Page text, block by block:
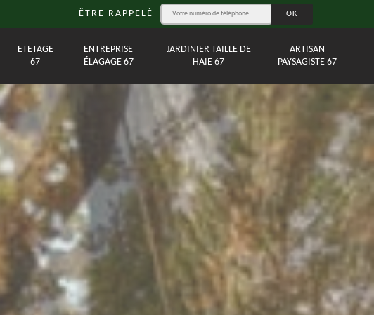
ÊTRE RAPPELÉ
ETETAGE
67
ENTREPRISE
ÉLAGAGE 67
JARDINIER TAILLE DE
HAIE 67
ARTISAN
PAYSAGISTE 67